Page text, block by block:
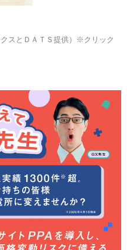
スとＤＡＴＳ提供）※クリック